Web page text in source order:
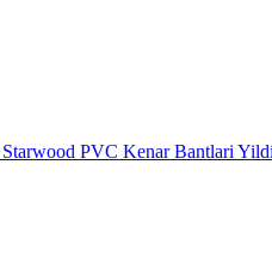
Starwood PVC Kenar Bantlari